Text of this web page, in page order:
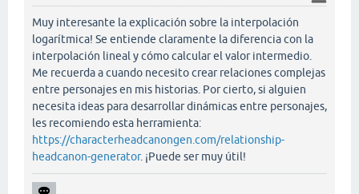
Muy interesante la explicación sobre la interpolación
logarítmica! Se entiende claramente la diferencia con la
interpolación lineal y cómo calcular el valor intermedio.
Me recuerda a cuando necesito crear relaciones complejas
entre personajes en mis historias. Por cierto, si alguien
necesita ideas para desarrollar dinámicas entre personajes,
les recomiendo esta herramienta:
https://characterheadcanongen.com/relationship-
headcanon-generator. ¡Puede ser muy útil!